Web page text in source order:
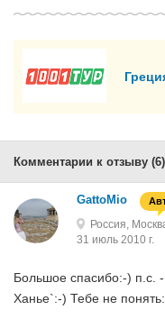
Комментарии к отзыву (6)
GattoMio
Россия,
31 июль 2010 г.
Большое спасибо:-) п.с.
Ханье`:-) Тебе не